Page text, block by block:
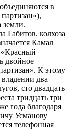
в
земли.
Габитов. колхоза
Камал
«Красный
двойное
К этому
два
сто двадцать
тридцать три
года благодаря
Усманову
телефонная